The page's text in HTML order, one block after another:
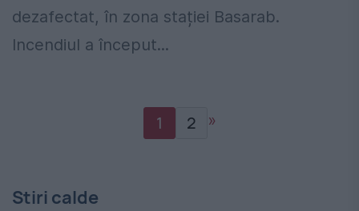
dezafectat, în zona stației Basarab.
Incendiul a început...
1 2 »
Stiri calde